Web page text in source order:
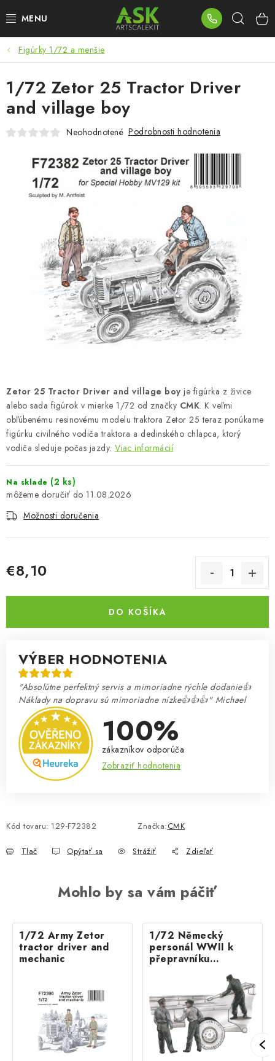
na
BLOG
SUMMER DAYS
WARHAMMER
NOVINKY
PLASTOVÉ MODELY
PRÍSLUŠENSTVO
FARBY & POMÔCKY
PUBLIKÁCIE
SKY RIDERS COFFEE
PREDÁVANÉ ZNAČKY
O Nás Moja objednávka Kontakty
Preprava a platba
Postup pri podávaní sťažností
Prevodník modelárskych farieb
FAQ
Výstavy 2026
Figúrky 1/72 a menšie
Zetor 25 Tractor Driver and village boy je figúrka z živice
alebo sada figúrok v mierke 1/72 od značky CMK. K veľmi
obľúbenému resinovému modelu traktora Zetor 25 teraz ponúkame
figúrku civilného vodiča traktora a dedinského chlapca, ktorý
vodiča sleduje počas jazdy. Viac informácií
Na sklade (2 ks)
11.08.2026
Možnosti doručenia
€8,10
DO KOŠÍKA
VÝBER HODNOTENIA
"Absolútne perfektný servis a mimoriadne rýchle dodanie👍
Náklady na dopravu sú mimoriadne nízke👍👍👍" Michael
100%
zákazníkov odporúča
Zobraziť hodnotenia
Kód tovaru: 129-F72382 Značka:CMK
Tlač Opýtať sa Strážiť Zdieľať
1/72 Zetor 25 Tractor Driver
and village boy
Neohodnotené Podrobnosti hodnotenia
Mohlo by sa vám páčiť
1/72 Army Zetor
tractor driver and
mechanic
1/72 Německý
personál WWII k
přepravníku